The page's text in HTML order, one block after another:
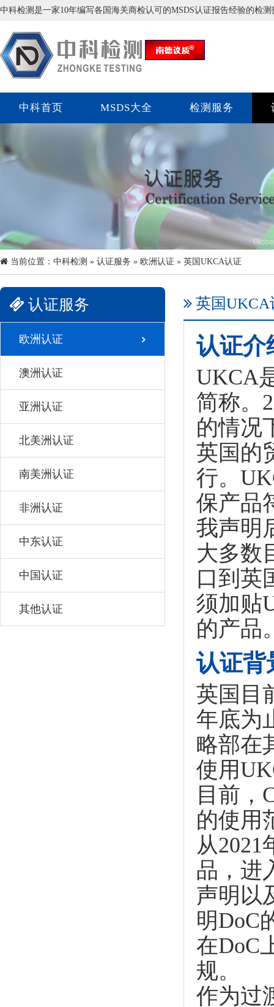
中科检测是一家10年编写各国海关商检认可的MSDS认证报告经验的检
中科首页 MSDS大全 检测服务
当前位置： 中科检测 » 认证服务 » 欧洲认证 » 英国UKCA认证
认证服务
欧洲认证
澳洲认证
亚洲认证
北美洲认证
南美洲认证
非洲认证
中东认证
中国认证
其他认证
英国UKCA
认证介
UKCA
简称。
的情况
英国的
行。
保产品
我声明
大多数
口到英
须加贴
的产品
认证背
英国目
年底为
略部在
使用
目前，
的使用
从2021
品，进
声明以
明DoC
在DoC
规。
作为过